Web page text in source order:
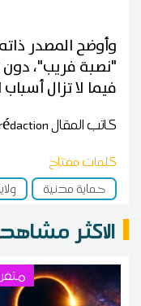
"نصبة فريب"،
فيما لا تزال
كاتب المقال
كلمات مفتاح
حماية مدنية
الاكثر